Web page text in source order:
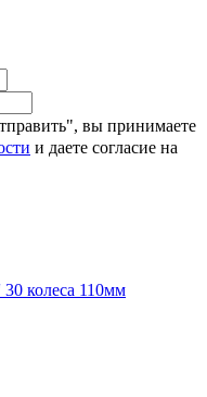
вы принимаете
и даете согласие на
колеса 110мм